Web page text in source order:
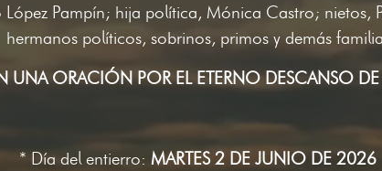
López Pampín; hija política, Mónica Castro; nietos,
hermanos políticos, sobrinos, primos y demás familia.
UNA ORACIÓN POR EL ETERNO DESCANSO DE
* Día del entierro: MARTES 2 DE JUNIO DE 2026